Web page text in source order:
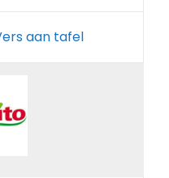
aan tafel